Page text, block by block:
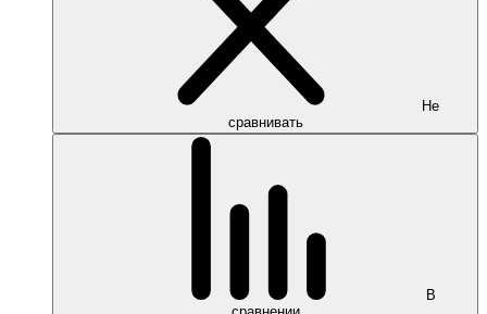
Не
сравнивать
В